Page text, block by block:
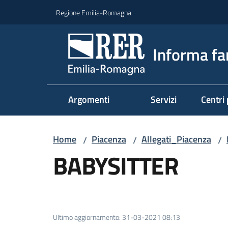
Regione Emilia-Romagna
Informa
Argomenti Servizi Centri
Home / Piacenza / Allegati_Piacenza /
BABYSITTER
Ultimo aggiornamento: 31-03-2021 08:13